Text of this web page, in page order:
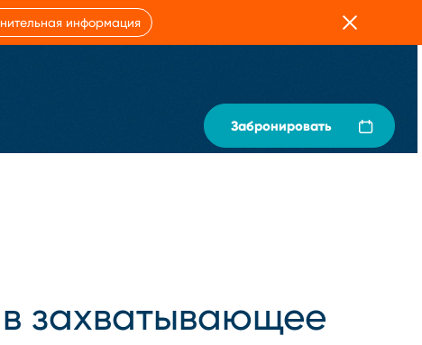
Забронировать
захватывающее
информация Закрыть